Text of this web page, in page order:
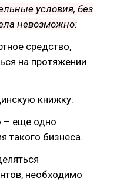
условия, без
невозможно:
средство,
на протяжении
книжку.
– еще одно
такого бизнеса.
необходимо